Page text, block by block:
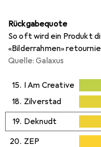
Rückgabequote
So oft wird ein Produkt
«Bilderrahmen»
Quelle: Galaxus
15. I Am Creative
18. Zilverstad
19. Deknudt
20. ZEP